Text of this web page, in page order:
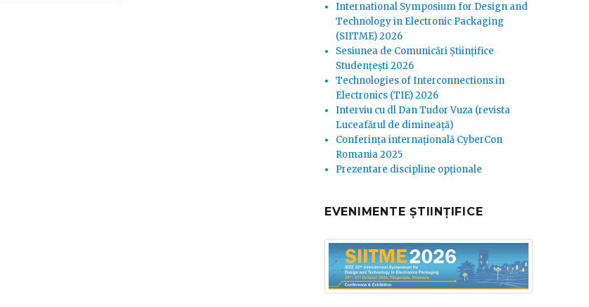
International Symposium for Design and
Technology in Electronic Packaging
(SIITME) 2026
Sesiunea de Comunicări Științifice
Studențești 2026
Technologies of Interconnections in
Electronics (TIE) 2026
Interviu cu dl Dan Tudor Vuza (revista
Luceafărul de dimineață)
Conferința internațională CyberCon
Romania 2025
Prezentare discipline opționale
EVENIMENTE ȘTIINȚIFICE